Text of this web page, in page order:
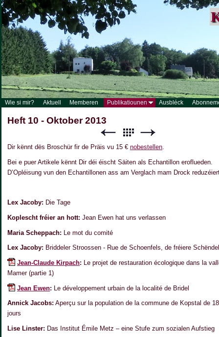
Wie si mir? Aktuell Memberen Publikatiounen Ausbléck
Heft 10 - Oktober 2013
Dir kënnt dës Broschür fir de Präis vu 15 € nobestellen.
Bei e puer Artikele kënnt Dir déi éischt Säiten als Echantillon eroflueden.
D’Opléisung vun den Echantillonen ass am Verglach mam Drock
Lex Jacoby: Die Tage
Koplescht fréier an hott: Jean Ewen hat uns verlassen
Maria Scheppach: Le mot du comité
Lex Jacoby: Briddeler Stroossen - Rue de Schoenfels, de fréiere
Jean-Claude Kirpach: Le projet de restauration écologique dans la
Mamer (partie 1)
Jean Ewen: Le développement urbain de la localité de Bridel
Annick Jacobs: Aperçu sur la population de la commune de Kopstal de
jours
Lise Linster: Das Institut Émile Metz – eine Stufe zum sozialen Aufstieg